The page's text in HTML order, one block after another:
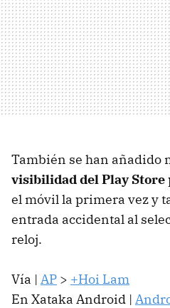
También se han añadido
visibilidad del Play Store
el móvil la primera vez y
entrada accidental al
reloj.
Vía | AP > +Hoi Lam
En Xataka Android |